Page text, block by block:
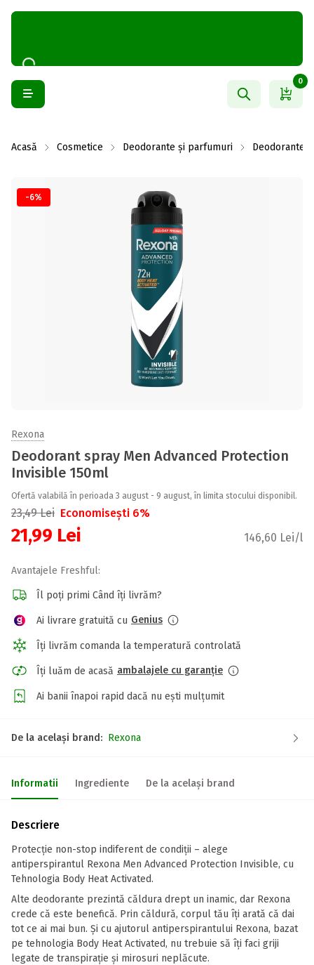
0
Acasă Cosmetice Deodorante și parfumuri Deodorante
-6%
Rexona
Deodorant spray Men Advanced Protection
Invisible 150ml
Ofertă valabilă în perioada 3 august - 9 august, în limita stocului disponibil.
23,49Lei Economisești 6%
21,99 Lei 146,60 Lei/l
Avantajele Freshful:
Îl poți primi Când îți livrăm?
Ai livrare gratuită cu Genius
Îți livrăm comanda la temperatură controlată
Îți luăm de acasă ambalajele cu garanție
Ai banii înapoi rapid dacă nu ești mulțumit
De la același brand: Rexona
Informatii Ingrediente De la același brand
Descriere
Protecție non-stop indiferent de condiții – alege
antiperspirantul Rexona Men Advanced Protection Invisible, cu
Tehnologia Body Heat Activated.
Alte deodorante prezintă căldura drept un inamic, dar Rexona
crede că este benefică. Prin căldură, corpul tău îți arată că dai
tot ce ai mai bun. Și cu ajutorul antiperspirantului Rexona, bazat
pe tehnologia Body Heat Activated, nu trebuie să îți faci griji
legate de transpirație și mirosuri neplăcute.